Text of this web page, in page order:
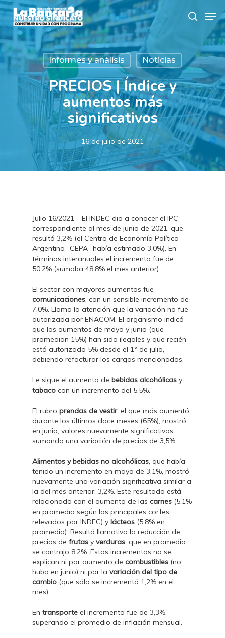
Skip
to
main
content
search
Informes y análisis Noticias
PRECIOS | Índice y
aumentos más
significativos
16 de julio de 2021
Julio 16/2021 – El INDEC dio a conocer el IPC
correspondiente al mes de junio de 2021, que
resultó 3,2% (el Centro de Economía Política
Argentina -CEPA- había estimado 3,0%). En
términos interanuales el incremento fue de
50,2% (sumaba 48,8% el mes anterior).
El sector con mayores aumentos fue
comunicaciones, con un sensible incremento de
7,0%. Llama la atención que la variación no fue
autorizada por ENACOM. El organismo indicó
que los aumentos de mayo y junio (que
promedian 15%) han sido ilegales y que recién
está autorizado 5% desde el 1° de julio,
debiendo refacturar los cargos mencionados.
Le sigue el aumento de bebidas alcohólicas y
tabaco con un incremento del 5,5%.
El rubro prendas de vestir, el que más aumentó
durante los últimos doce meses (65%), mostró,
en junio, valores nuevamente significativos,
sumando una variación de precios de 3,5%.
Alimentos y bebidas no alcohólicas, que había
tenido un incremento en mayo de 3,1%, mostró
nuevamente una variación significativa similar a
la del mes anterior: 3,2%. Este resultado está
relacionado con el aumento de las carnes (5,1%
en promedio según los principales cortes
relevados por INDEC) y lácteos (5,8% en
promedio). Resultó llamativa la reducción de
precios de frutas y verduras, que en promedio
se contrajo 8,2%. Estos incrementos no se
explican ni por aumento de combustibles (no
hubo en junio) ni por la variación del tipo de
cambio (que sólo se incrementó 1,2% en el
mes).
En transporte el incremento fue de 3,3%,
superando el promedio de inflación mensual.